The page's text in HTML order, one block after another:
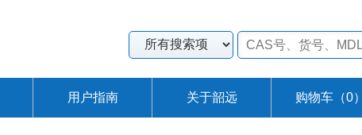
用户指南 关于韶远 购物车（0）